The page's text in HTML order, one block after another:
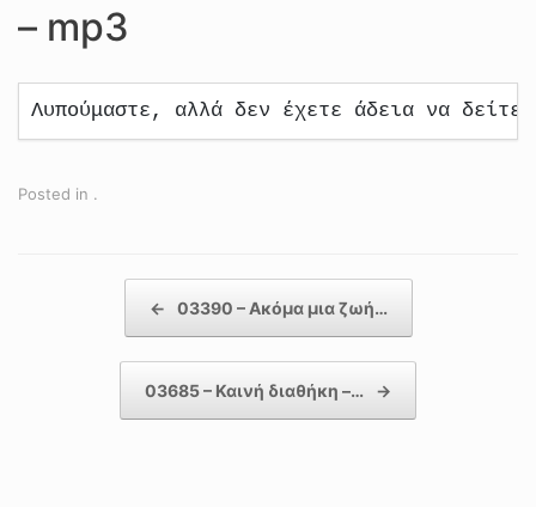
– mp3
Λυπούμαστε, αλλά δεν έχετε άδεια να δείτε
Posted in .
← 03390 – Ακόμα μια ζωή…
03685 – Καινή διαθήκη –… →